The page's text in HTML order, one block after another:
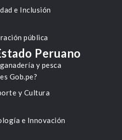
e Inclusión
pública
y pesca
y Cultura
e Innovación
Peruano
Gob.pe?